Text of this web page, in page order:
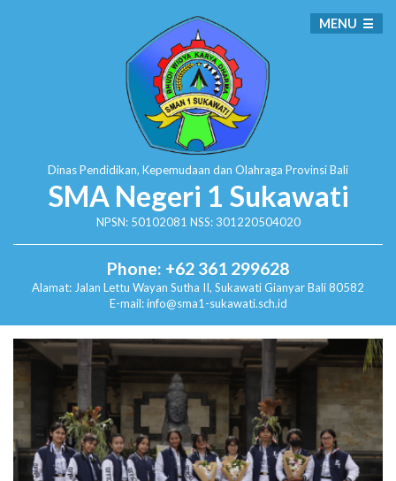
Dinas Pendidikan, Kepemudaan dan Olahraga Provinsi Bali
SMA Negeri 1 Sukawati
NPSN: 50102081 NSS: 301220504020
Phone: +62 361 299628
Alamat: Jalan Lettu Wayan Sutha II, SukawatiGianyar Bali 80582
E-mail: info@sma1-sukawati.sch.id
MENU